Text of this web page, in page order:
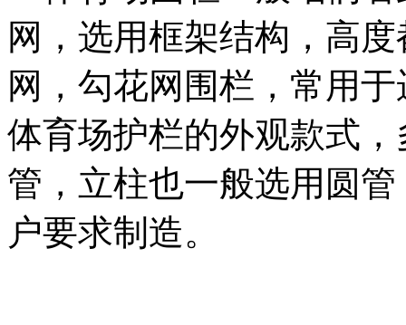
网，选用框架结构，高
网，勾花网围栏，常用
体育场护栏的外观款式
管，立柱也一般选用圆
户要求制造。